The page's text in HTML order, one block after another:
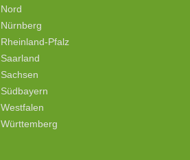
Nord
Nürnberg
Rheinland-Pfalz
Saarland
Sachsen
Südbayern
Westfalen
Württemberg